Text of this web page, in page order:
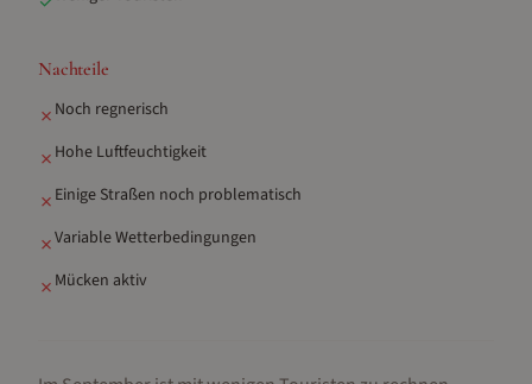
Nachteile
✗ Noch regnerisch
✗ Hohe Luftfeuchtigkeit
✗ Einige Straßen noch problematisch
✗Variable Wetterbedingungen
✗ Mücken aktiv